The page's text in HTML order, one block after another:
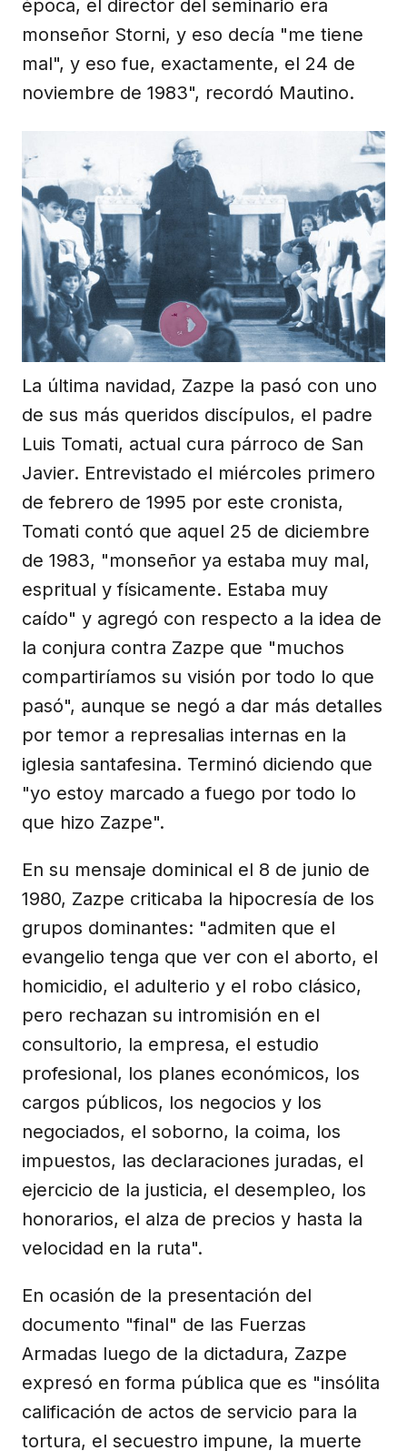
época, el director del seminario era
monseñor Storni, y eso decía "me tiene
mal", y eso fue, exactamente, el 24 de
noviembre de 1983", recordó Mautino.
La última navidad, Zazpe la pasó con uno
de sus más queridos discípulos, el padre
Luis Tomati, actual cura párroco de San
Javier. Entrevistado el miércoles primero
de febrero de 1995 por este cronista,
Tomati contó que aquel 25 de diciembre
de 1983, "monseñor ya estaba muy mal,
espritual y físicamente. Estaba muy
caído" y agregó con respecto a la idea de
la conjura contra Zazpe que "muchos
compartiríamos su visión por todo lo que
pasó", aunque se negó a dar más detalles
por temor a represalias internas en la
iglesia santafesina. Terminó diciendo que
"yo estoy marcado a fuego por todo lo
que hizo Zazpe".
En su mensaje dominical el 8 de junio de
1980, Zazpe criticaba la hipocresía de los
grupos dominantes: "admiten que el
evangelio tenga que ver con el aborto, el
homicidio, el adulterio y el robo clásico,
pero rechazan su intromisión en el
consultorio, la empresa, el estudio
profesional, los planes económicos, los
cargos públicos, los negocios y los
negociados, el soborno, la coima, los
impuestos, las declaraciones juradas, el
ejercicio de la justicia, el desempleo, los
honorarios, el alza de precios y hasta la
velocidad en la ruta".
En ocasión de la presentación del
documento "final" de las Fuerzas
Armadas luego de la dictadura, Zazpe
expresó en forma pública que es "insólita
calificación de actos de servicio para la
tortura, el secuestro impune, la muerte